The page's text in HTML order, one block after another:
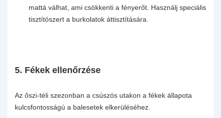
mattá válhat, ami csökkenti a fényerőt. Használj speciális
tisztítószert a burkolatok áttisztítására.
5. Fékek ellenőrzése
Az őszi-téli szezonban a csúszós utakon a fékek állapota
kulcsfontosságú a balesetek elkerüléséhez.